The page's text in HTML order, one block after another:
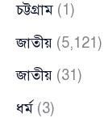
চট্টগ্রাম (1)
জাতীয় (5,121)
জাতীয় (31)
ধর্ম (3)